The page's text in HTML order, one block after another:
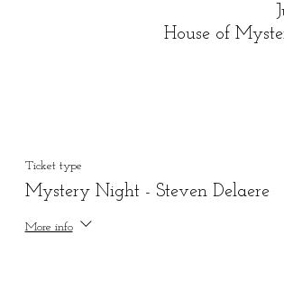
House of
Ticket type
Mystery Night - Steven Delaere
More info